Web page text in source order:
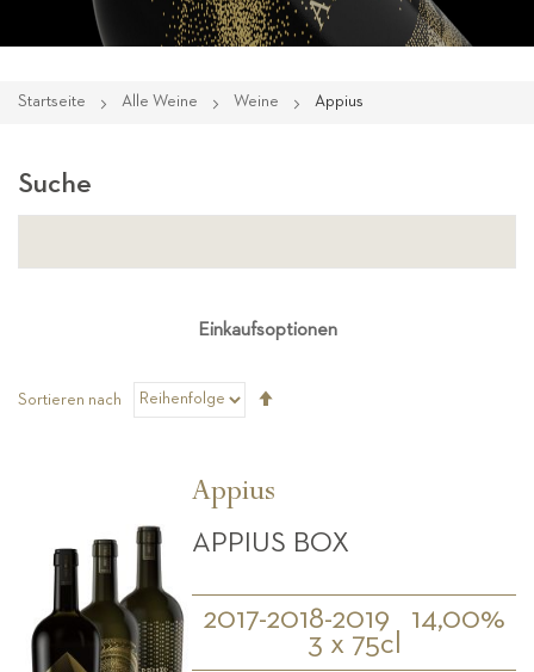
Startseite Alle Weine Weine Appius
Sortieren nach
Appius
APPIUS BOX
2017-2018-2019
14,00%
3 x 75cl
Suche
Einkaufsoptionen